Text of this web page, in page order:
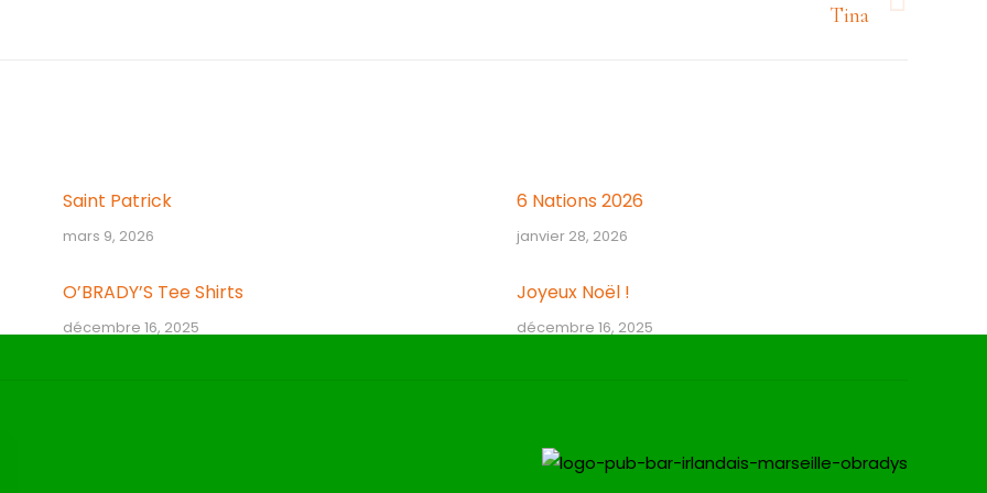
Tina
Saint Patrick
mars 9, 2026
6 Nations 2026
janvier 28, 2026
O’BRADY’S Tee Shirts
décembre 16, 2025
Joyeux Noël !
décembre 16, 2025